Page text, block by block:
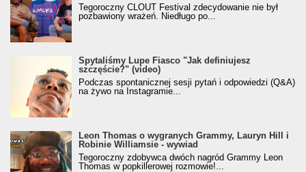
Tegoroczny CLOUT Festival zdecydowanie nie był
pozbawiony wrażeń. Niedługo po...
Spytaliśmy Lupe Fiasco "Jak definiujesz
szczęście?" (video)
Podczas spontanicznej sesji pytań i odpowiedzi (Q&A)
na żywo na Instagramie...
Leon Thomas o wygranych Grammy, Lauryn Hill i
Robinie Williamsie - wywiad
Tegoroczny zdobywca dwóch nagród Grammy Leon
Thomas w popkillerowej rozmowie!...